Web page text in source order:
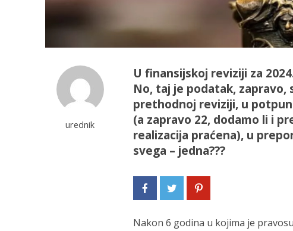
urednik
U finansijskoj reviziji za
No, taj je podatak, zapravo,
prethodnoj reviziji, u
(a zapravo 22, dodamo li i
realizacija praćena), u
svega – jedna???
Nakon 6 godina u kojima je